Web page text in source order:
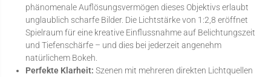
phänomenale Auflösungsvermögen dieses Objektivs erlaubt
unglaublich scharfe Bilder. Die Lichtstärke von 1:2,8 eröffnet
Spielraum für eine kreative Einflussnahme auf Belichtungszeit
und Tiefenschärfe – und dies bei jederzeit angenehm
natürlichem Bokeh.
Perfekte Klarheit: Szenen mit mehreren direkten Lichtquellen